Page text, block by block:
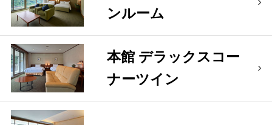
ンルーム
本館 デラックスコー
ナーツイン